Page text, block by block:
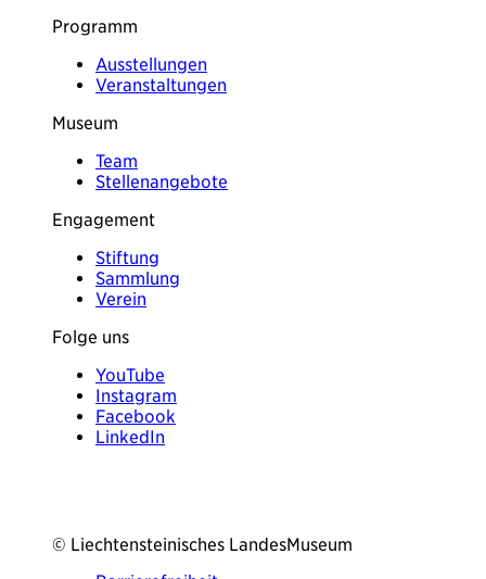
Programm
Ausstellungen
Veranstaltungen
Museum
Team
Stellenangebote
Engagement
Stiftung
Sammlung
Verein
Folge uns
YouTube
Instagram
Facebook
LinkedIn
© Liechtensteinisches LandesMuseum